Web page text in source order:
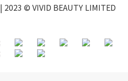
| 2023 © VIVID BEAUTY LIMITED